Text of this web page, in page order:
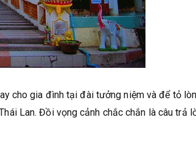
cho gia đình tại đài tưởng niệm và để tỏ
Lan. Đồi vọng cảnh chắc chắn là câu trả